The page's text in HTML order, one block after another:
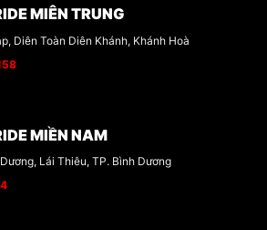
MIÊN TRUNG
Diên Toàn Diên Khánh, Khánh Hoà
MIỀN NAM
Lái Thiêu, TP. Bình Dương